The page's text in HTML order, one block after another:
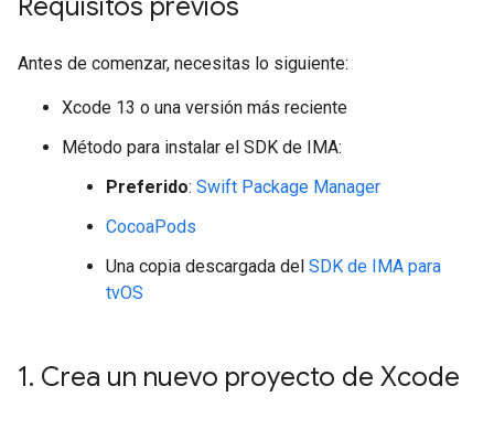
Requisitos previos
Antes de comenzar, necesitas lo siguiente:
Xcode 13 o una versión más reciente
Método para instalar el SDK de IMA:
Preferido: Swift Package Manager
CocoaPods
Una copia descargada del SDK de IMA para
tvOS
1. Crea un nuevo proyecto de Xcode